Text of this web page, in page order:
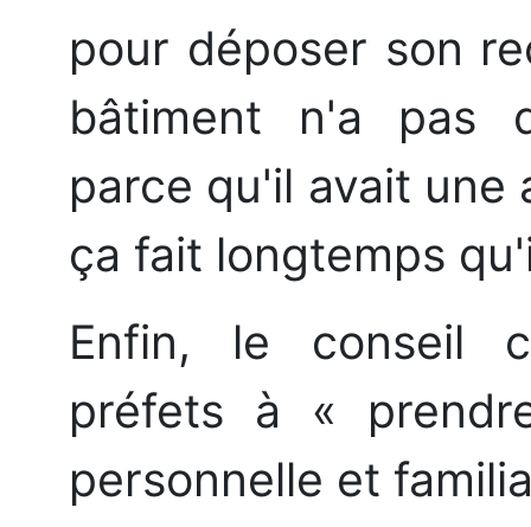
pour déposer son
bâtiment n'a pas
parce qu'il avait
ça fait longtemps
Enfin, le conseil
préfets à «
personnelle et